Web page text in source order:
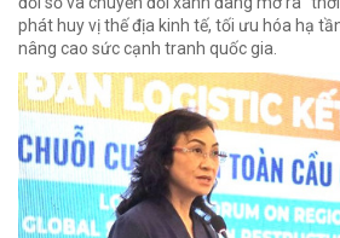
phát huy vị thế địa kinh tế, tối ưu hóa hạ
nâng cao sức cạnh tranh quốc gia.